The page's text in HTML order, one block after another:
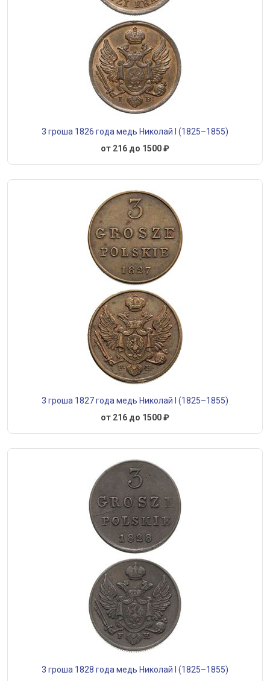
3 гроша 1826 года медь Николай I (1825–1855)
от 216 до 1500 ₽
3 гроша 1827 года медь Николай I (1825–1855)
от 216 до 1500 ₽
3 гроша 1828 года медь Николай I (1825–1855)